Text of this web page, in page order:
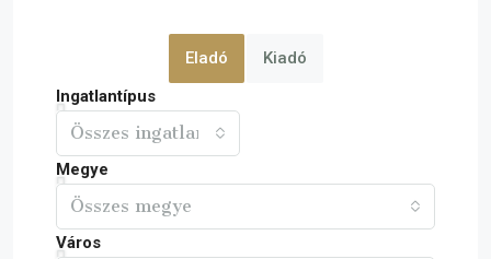
Eladó
Kiadó
Ingatlantípus
Összes ingatlan
Megye
Összes megye
Város